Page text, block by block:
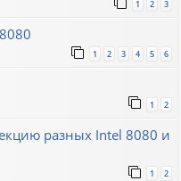
1 2 3
1 2 3 4 5 6
1 2
разных Intel 8080 и
1 2